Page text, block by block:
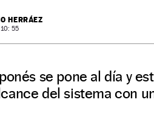
HERRÁEZ
55
se pone al día y
del sistema con